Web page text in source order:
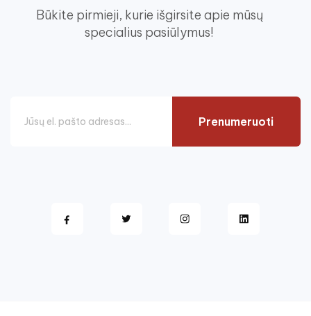
Būkite pirmieji, kurie išgirsite apie mūsų
specialius pasiūlymus!
Prenumeruoti